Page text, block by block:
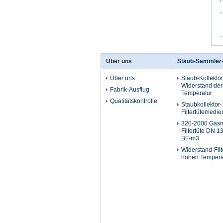
Über uns
Über uns
Fabrik-Ausflug
Qualitätskontrolle
Staub-
Staub-
Widerstand
Temperatur
Staubkollektor-
320-2000
Filtertüte DN
BF-m3
Widerstand-
hohen